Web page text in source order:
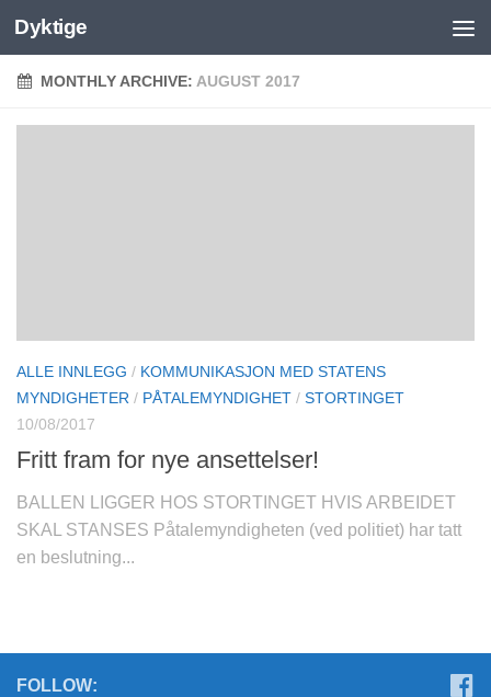
Dyktige
MONTHLY ARCHIVE: AUGUST 2017
ALLE INNLEGG / KOMMUNIKASJON MED STATENS
MYNDIGHETER / PÅTALEMYNDIGHET / STORTINGET
10/08/2017
Fritt fram for nye ansettelser!
BALLEN LIGGER HOS STORTINGET HVIS ARBEIDET
SKAL STANSES Påtalemyndigheten (ved politiet) har tatt
en beslutning...
FOLLOW: